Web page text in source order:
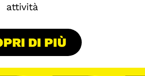
attività
DI PIÙ